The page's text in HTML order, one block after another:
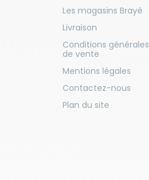
Les magasins Brayé
Livraison
Conditions générales
de vente
Mentions légales
Contactez-nous
Plan du site